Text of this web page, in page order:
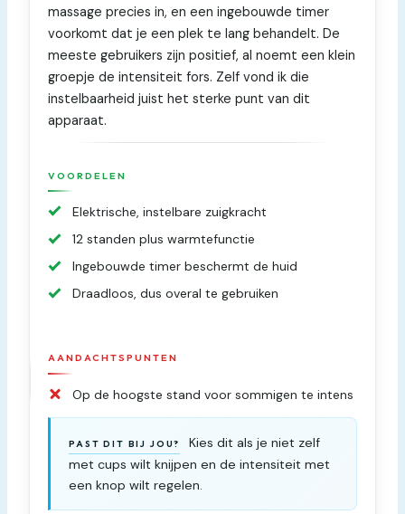
massage precies in, en een ingebouwde timer
voorkomt dat je een plek te lang behandelt. De
meeste gebruikers zijn positief, al noemt een klein
groepje de intensiteit fors. Zelf vond ik die
instelbaarheid juist het sterke punt van dit
apparaat.
VOORDELEN
Elektrische, instelbare zuigkracht
12 standen plus warmtefunctie
Ingebouwde timer beschermt de huid
Draadloos, dus overal te gebruiken
AANDACHTSPUNTEN
Op de hoogste stand voor sommigen te intens
PAST DIT BIJ JOU?
Kies dit als je niet zelf
met cups wilt knijpen en de intensiteit met
een knop wilt regelen.